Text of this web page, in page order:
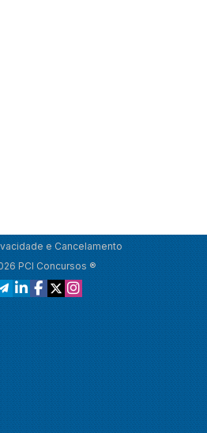
e Cancelamento
PCI Concursos ®